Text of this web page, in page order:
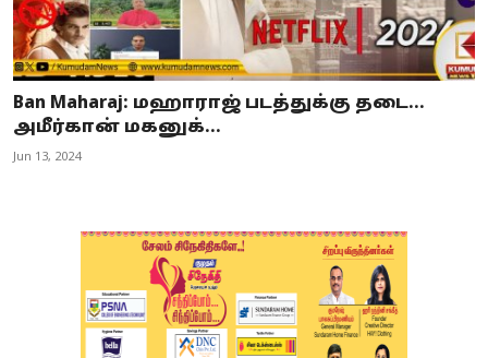
Ban Maharaj: மஹாராஜ் படத்துக்கு தடை...
அமீர்கான் மகனுக்...
Jun 13, 2024